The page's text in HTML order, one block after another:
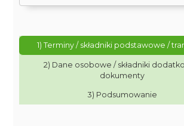
1) Terminy / składniki podstawowe /
2) Dane osobowe / składniki
dokumenty
3) Podsumowanie